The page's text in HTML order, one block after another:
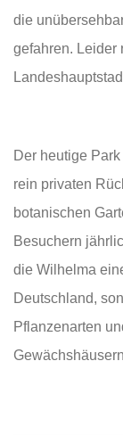
die
gefahren. Leider
Der heutige
rein privaten
botanischen
Besuchern
die Wilhelma
Deutschland,
Pflanzenarten